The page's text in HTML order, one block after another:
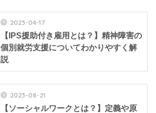
2023-04-17
【IPS援助付き雇用とは？】精神障害の
個別就労支援についてわかりやすく解
説
2023-08-21
【ソーシャルワークとは？】定義や原